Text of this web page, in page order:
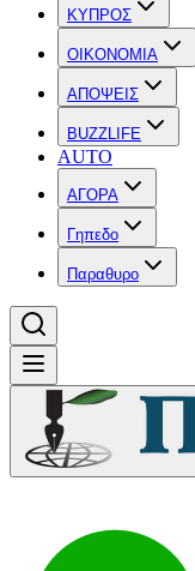
ΚΥΠΡΟΣ
OIKONOMIA
ΑΠΟΨΕΙΣ
BUZZLIFE
AUTO
ΑΓΟΡΑ
Γηπεδο
Παραθυρο